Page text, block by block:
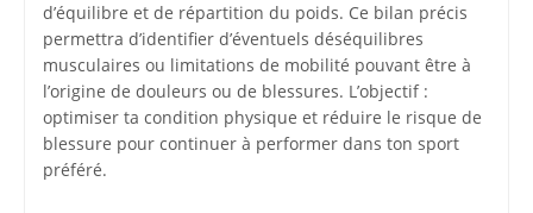
d’équilibre et de répartition du poids. Ce bilan précis
permettra d’identifier d’éventuels déséquilibres
musculaires ou limitations de mobilité pouvant être à
l’origine de douleurs ou de blessures. L’objectif :
optimiser ta condition physique et réduire le risque de
blessure pour continuer à performer dans ton sport
préféré.